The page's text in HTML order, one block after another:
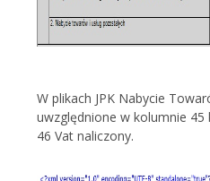
W plikach JPK Nabycie
uwzględnione w kolumnie
46 Vat naliczony.